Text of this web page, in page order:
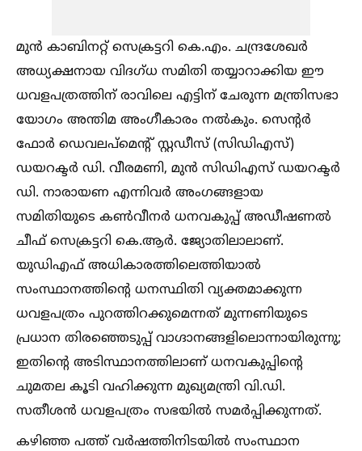
മുൻ കാബിനറ്റ് സെക്രട്ടറി കെ.എം. ചന്ദ്രശേഖർ
അധ്യക്ഷനായ വിദഗ്ധ സമിതി തയ്യാറാക്കിയ ഈ
ധവളപത്രത്തിന് രാവിലെ എട്ടിന് ചേരുന്ന മന്ത്രിസഭാ
യോഗം അന്തിമ അംഗീകാരം നല്‍കും. സെന്റർ
ഫോർ ഡെവലപ്‌മെന്റ് സ്റ്റഡീസ് (സിഡിഎസ്)
ഡയറക്ടർ ഡി. വീരമണി, മുൻ സിഡിഎസ് ഡയറക്ടർ
ഡി. നാരായണ എന്നിവർ അംഗങ്ങളായ
സമിതിയുടെ കണ്‍വീനർ ധനവകുപ്പ് അഡീഷണല്‍
ചീഫ് സെക്രട്ടറി കെ.ആർ. ജ്യോതിലാലാണ്.
യുഡിഎഫ് അധികാരത്തിലെത്തിയാല്‍
സംസ്ഥാനത്തിന്റെ ധനസ്ഥിതി വ്യക്തമാക്കുന്ന
ധവളപത്രം പുറത്തിറക്കുമെന്നത് മുന്നണിയുടെ
പ്രധാന തിരഞ്ഞെടുപ്പ് വാഗ്ദാനങ്ങളിലൊന്നായിരുന്നു;
ഇതിന്റെ അടിസ്ഥാനത്തിലാണ് ധനവകുപ്പിന്റെ
ചുമതല കൂടി വഹിക്കുന്ന മുഖ്യമന്ത്രി വി.ഡി.
സതീശൻ ധവളപത്രം സഭയില്‍ സമർപ്പിക്കുന്നത്.
കഴിഞ്ഞ പത്ത് വർഷത്തിനിടയില്‍ സംസ്ഥാന